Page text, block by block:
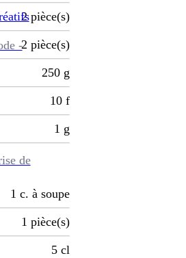
-
de
2 pièce(s)
2 pièce(s)
250 g
10 f
1 g
1 c. à soupe
1 pièce(s)
5 cl